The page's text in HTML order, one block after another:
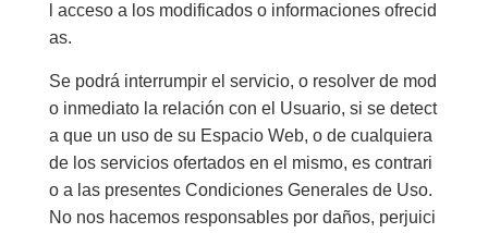
l acceso a los modificados o informaciones ofrecid
as.
Se podrá interrumpir el servicio, o resolver de mod
o inmediato la relación con el Usuario, si se detect
a que un uso de su Espacio Web, o de cualquiera
de los servicios ofertados en el mismo, es contrari
o a las presentes Condiciones Generales de Uso.
No nos hacemos responsables por daños, perjuici